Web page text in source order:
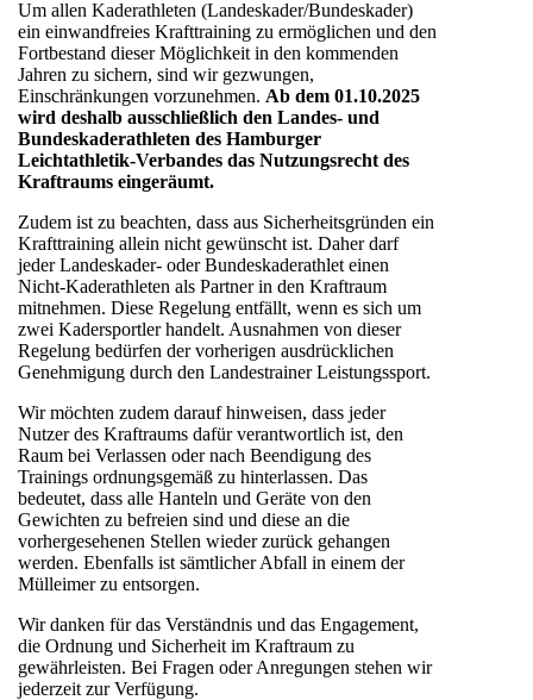
Um allen Kaderathleten (Landeskader/Bundeskader)
ein einwandfreies Krafttraining zu ermöglichen und den
Fortbestand dieser Möglichkeit in den kommenden
Jahren zu sichern, sind wir gezwungen,
Einschränkungen vorzunehmen. Ab dem 01.10.2025
wird deshalb ausschließlich den Landes- und
Bundeskaderathleten des Hamburger
Leichtathletik-Verbandes das Nutzungsrecht des
Kraftraums eingeräumt.
Zudem ist zu beachten, dass aus Sicherheitsgründen ein
Krafttraining allein nicht gewünscht ist. Daher darf
jeder Landeskader- oder Bundeskaderathlet einen
Nicht-Kaderathleten als Partner in den Kraftraum
mitnehmen. Diese Regelung entfällt, wenn es sich um
zwei Kadersportler handelt. Ausnahmen von dieser
Regelung bedürfen der vorherigen ausdrücklichen
Genehmigung durch den Landestrainer Leistungssport.
Wir möchten zudem darauf hinweisen, dass jeder
Nutzer des Kraftraums dafür verantwortlich ist, den
Raum bei Verlassen oder nach Beendigung des
Trainings ordnungsgemäß zu hinterlassen. Das
bedeutet, dass alle Hanteln und Geräte von den
Gewichten zu befreien sind und diese an die
vorhergesehenen Stellen wieder zurück gehangen
werden. Ebenfalls ist sämtlicher Abfall in einem der
Mülleimer zu entsorgen.
Wir danken für das Verständnis und das Engagement,
die Ordnung und Sicherheit im Kraftraum zu
gewährleisten. Bei Fragen oder Anregungen stehen wir
jederzeit zur Verfügung.